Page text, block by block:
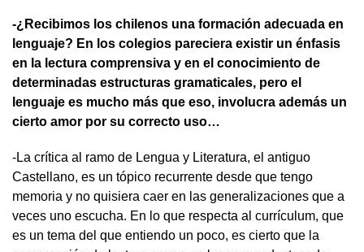
-¿Recibimos los chilenos una formación adecuada en
lenguaje? En los colegios pareciera existir un énfasis
en la lectura comprensiva y en el conocimiento de
determinadas estructuras gramaticales, pero el
lenguaje es mucho más que eso, involucra además un
cierto amor por su correcto uso…
-La crítica al ramo de Lengua y Literatura, el antiguo
Castellano, es un tópico recurrente desde que tengo
memoria y no quisiera caer en las generalizaciones que a
veces uno escucha. En lo que respecta al currículum, que
es un tema del que entiendo un poco, es cierto que la